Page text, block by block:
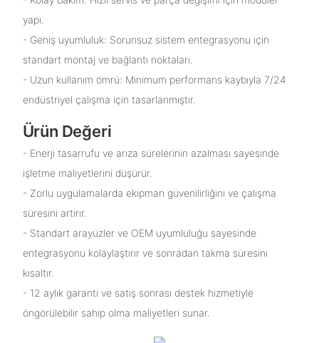
yapı.
- Geniş uyumluluk: Sorunsuz sistem entegrasyonu için
standart montaj ve bağlantı noktaları.
- Uzun kullanım ömrü: Minimum performans kaybıyla 7/24
endüstriyel çalışma için tasarlanmıştır.
Ürün Değeri
- Enerji tasarrufu ve arıza sürelerinin azalması sayesinde
işletme maliyetlerini düşürür.
- Zorlu uygulamalarda ekipman güvenilirliğini ve çalışma
süresini artırır.
- Standart arayüzler ve OEM uyumluluğu sayesinde
entegrasyonu kolaylaştırır ve sonradan takma süresini
kısaltır.
- 12 aylık garanti ve satış sonrası destek hizmetiyle
öngörülebilir sahip olma maliyetleri sunar.